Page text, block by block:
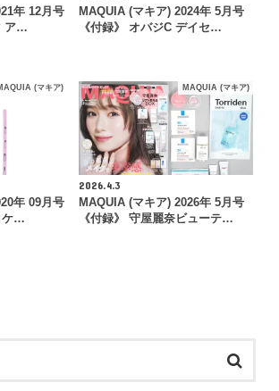
年 12月号
ア…
MAQUIA (マキア) 2024年 5月号
《付録》 オバジC デイセ…
(マキア)
年 09月号
ケ…
MAQUIA (マキア)
2026.4.3
MAQUIA (マキア) 2026年 5月号
《付録》 守屋麗奈ビューテ…